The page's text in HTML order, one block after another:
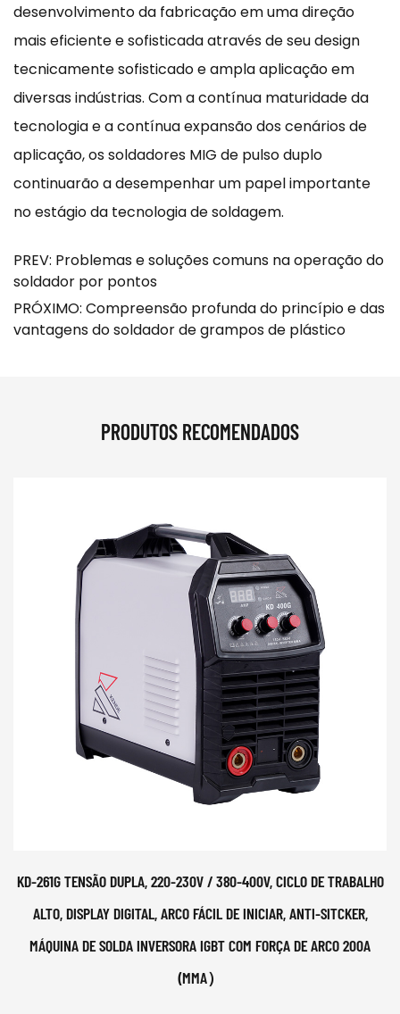
desenvolvimento da fabricação em uma direção
mais eficiente e sofisticada através de seu design
tecnicamente sofisticado e ampla aplicação em
diversas indústrias. Com a contínua maturidade da
tecnologia e a contínua expansão dos cenários de
aplicação, os soldadores MIG de pulso duplo
continuarão a desempenhar um papel importante
no estágio da tecnologia de soldagem.
PREV: Problemas e soluções comuns na operação do
soldador por pontos
PRÓXIMO: Compreensão profunda do princípio e das
vantagens do soldador de grampos de plástico
PRODUTOS RECOMENDADOS
KD-261G TENSÃO DUPLA, 220-230V / 380-400V, CICLO DE TRABALHO
ALTO, DISPLAY DIGITAL, ARCO FÁCIL DE INICIAR, ANTI-SITCKER,
MÁQUINA DE SOLDA INVERSORA IGBT COM FORÇA DE ARCO 200A
(MMA）